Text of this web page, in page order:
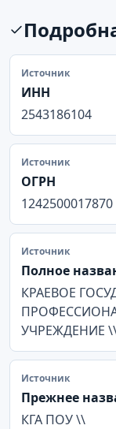
Источник
ИНН
2543186104
Источник
ОГРН
1242500017870
Источник
Полное
КРАЕВОЕ
УЧРЕЖДЕНИЕ
Источник
Прежнее
КГА ПОУ \\